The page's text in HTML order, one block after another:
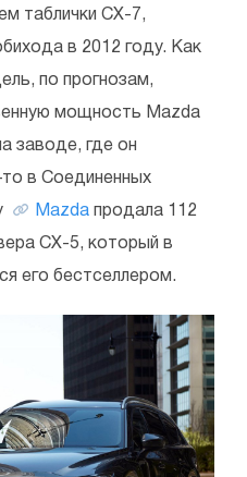
таблички CX-7,
в 2012 году. Как
по прогнозам,
мощность Mazda
заводе, где он
в Соединенных
Mazda продала 112
CX-5, который в
его бестселлером.